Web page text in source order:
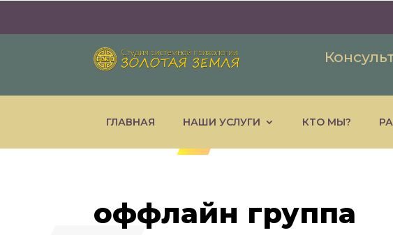
ГЛАВНАЯ НАШИ УСЛУГИ КТО МЫ?
оффлайн группа